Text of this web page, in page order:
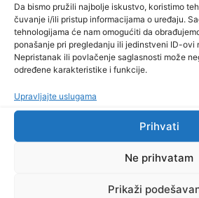
Da bismo pružili najbolje iskustvo, koristimo
čuvanje i/ili pristup informacijama o uređaju.
tehnologijama će nam omogućiti da
ponašanje pri pregledanju ili jedinstveni ID-ovi
Nepristanak ili povlačenje saglasnosti može
određene karakteristike i funkcije.
Upravljajte uslugama
Prihvati
Ne prihvatam
Prikaži
Upozorenje za narednih sedam
prijete Balkanu, u rizičnoj zoni